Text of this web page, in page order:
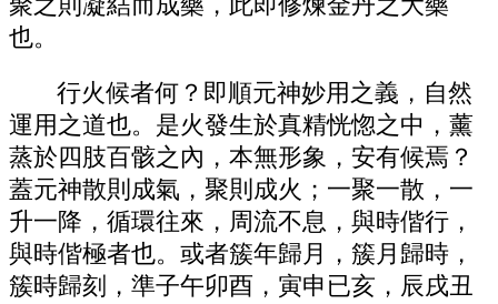
也。
行火候者何？即順元神妙用之義，自然
運用之道也。是火發生於真精恍惚之中，薰
蒸於四肢百骸之內，本無形象，安有候焉？
蓋元神散則成氣，聚則成火；一聚一散，一
升一降，循環往來，周流不息，與時偕行，
與時偕極者也。或者簇年歸月，簇月歸時，
簇時歸刻，準子午卯酉，寅申已亥，辰戌丑